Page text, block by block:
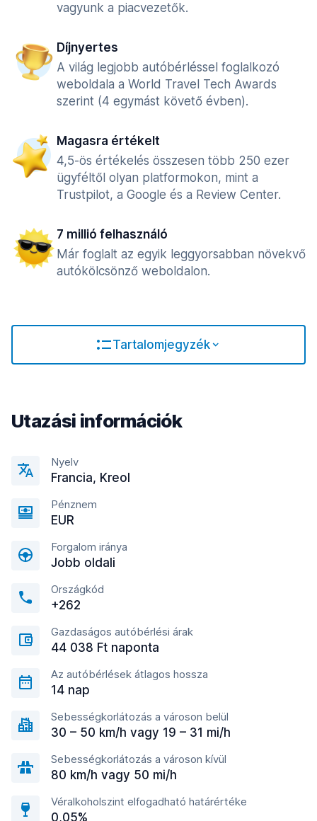
vagyunk a piacvezetők.
Díjnyertes
A világ legjobb autóbérléssel foglalkozó
weboldala a World Travel Tech Awards
szerint (4 egymást követő évben).
Magasra értékelt
4,5-ös értékelés összesen több 250 ezer
ügyféltől olyan platformokon, mint a
Trustpilot, a Google és a Review Center.
7 millió felhasználó
Már foglalt az egyik leggyorsabban növekvő
autókölcsönző weboldalon.
Tartalomjegyzék
Utazási információk
Nyelv
Francia, Kreol
Pénznem
EUR
Forgalom iránya
Jobb oldali
Országkód
+262
Gazdaságos autóbérlési árak
44 038 Ft naponta
Az autóbérlések átlagos hossza
14 nap
Sebességkorlátozás a városon belül
30 – 50 km/h vagy 19 – 31 mi/h
Sebességkorlátozás a városon kívül
80 km/h vagy 50 mi/h
Véralkoholszint elfogadható határértéke
0,05%